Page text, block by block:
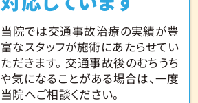
当院では交通事故治療の実績が豊
富なスタッフが施術にあたらせてい
ただきます。 交通事故後のむちうち
や気になることがある場合は、一度
当院へご相談ください。